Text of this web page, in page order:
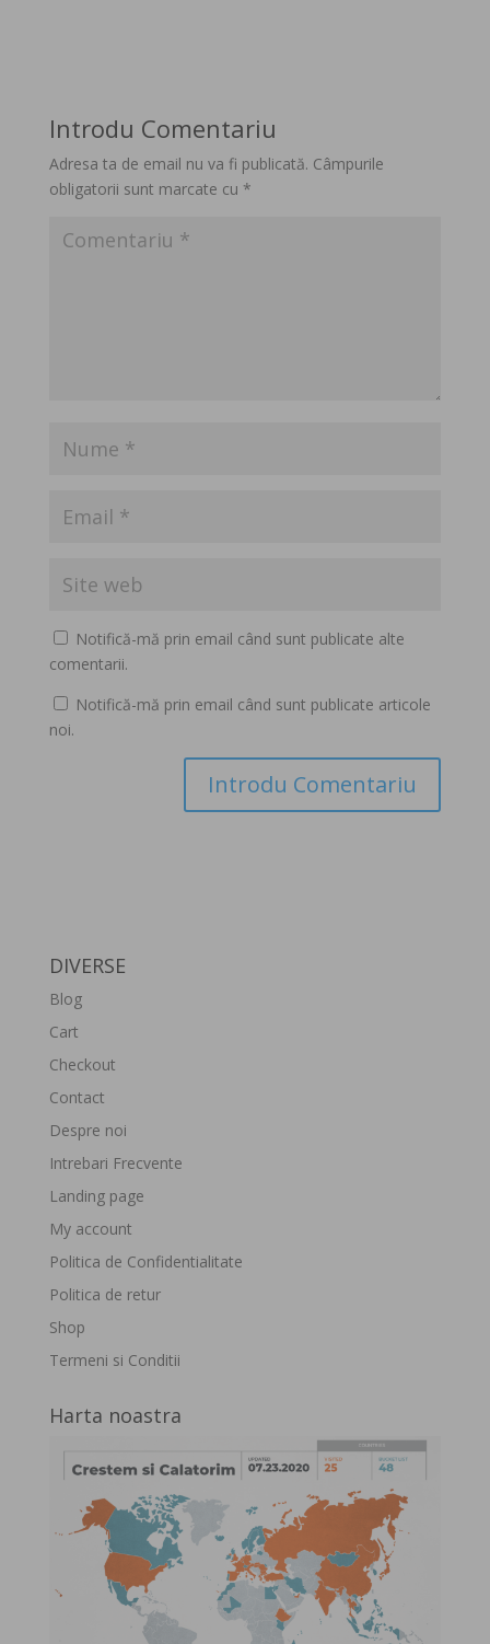
Introdu Comentariu
Adresa ta de email nu va fi publicată. Câmpurile
obligatorii sunt marcate cu *
Notifică-mă prin email când sunt publicate alte
comentarii.
Notifică-mă prin email când sunt publicate articole
noi.
DIVERSE
Blog
Cart
Checkout
Contact
Despre noi
Intrebari Frecvente
Landing page
My account
Politica de Confidentialitate
Politica de retur
Shop
Termeni si Conditii
Harta noastra